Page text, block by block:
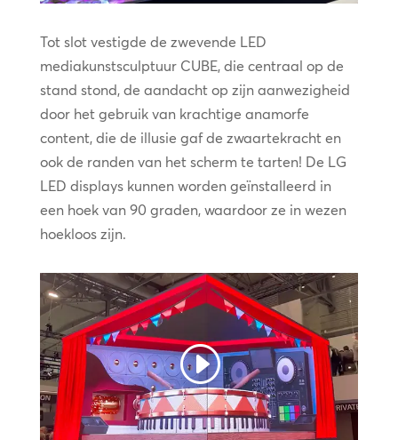
Tot slot vestigde de zwevende LED
mediakunstsculptuur CUBE, die centraal op de
stand stond, de aandacht op zijn aanwezigheid
door het gebruik van krachtige anamorfe
content, die de illusie gaf de zwaartekracht en
ook de randen van het scherm te tarten! De LG
LED displays kunnen worden geïnstalleerd in
een hoek van 90 graden, waardoor ze in wezen
hoekloos zijn.